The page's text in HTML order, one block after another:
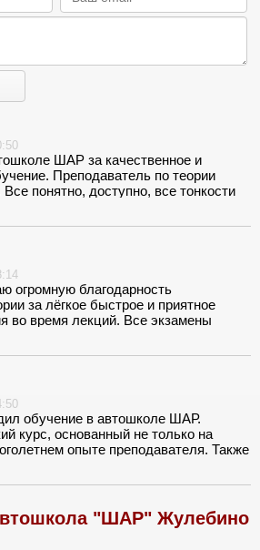
ШАР за качественное и
Преподаватель по теории
понятно, доступно, все тонкости
ленивый. И отдельная огромная
по вождению - Николаю
самостоятельно с первой
дорогах!
огромную благодарность
за лёгкое быстрое и приятное
во время лекций. Все экзамены
но и конечно благодаря
очень хорошо доносит
и железные нервы, за выдержку, я
голос ни разу не повышался.
человек инструктор. Всем
обучение в автошколе ШАР.
курс, основанный не только на
опыте преподавателя. Также
занятия с инструктором Павлом
заинтересовывает вас стараться
автошколе ШАР, за
я получил.
"ШАР" Жулебино